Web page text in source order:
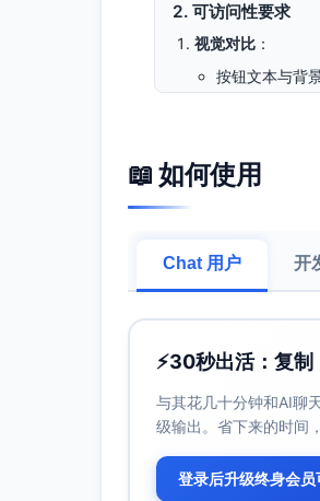
2. 可访问性要求
视觉对比 ：
按钮文本与背
按钮的最小可
确保在不同分
焦点指示器：
焦点边框应符
屏幕阅读器支持
提供完整的按
避免按钮仅用
📖 如何使用
Chat 用户 开
⚡30秒出活：复
与其花几十分钟和AI聊
级输出。省下来的时间
登录后升级终身会员